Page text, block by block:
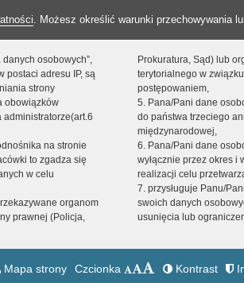
. Możesz określić warunki przechowywania
osobowych”,
postaci adresu IP, są
strony
obowiązków
na stronie
to zgadza się
w celu
organom
prawnej (Policja,
Prokuratura, Sąd) lub
terytorialnego w
postępowaniem,
5. Pana/Pani dane
do państwa trzeciego
międzynarodowej,
6. Pana/Pani dane
wyłącznie przez okres i
realizacji celu
7. przysługuje Panu/
swoich danych
usunięcia lub
Mapa strony Czcionka Kontrast